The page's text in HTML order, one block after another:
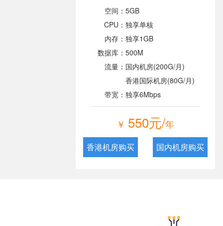
空间：5GB
CPU：独享单核
内存：独享1GB
数据库：500M
流量： 国内机房(200G/月)
香港国际机房(80G/月)
带宽：独享6Mbps
￥ 550元/年
香港机房购买 国内机房购买